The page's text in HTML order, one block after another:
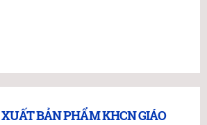
BẢN PHẨM KHCN GIÁO